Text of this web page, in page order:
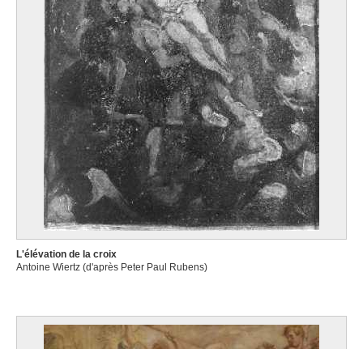
L'élévation de la croix
Antoine Wiertz (d'après Peter Paul Rubens)